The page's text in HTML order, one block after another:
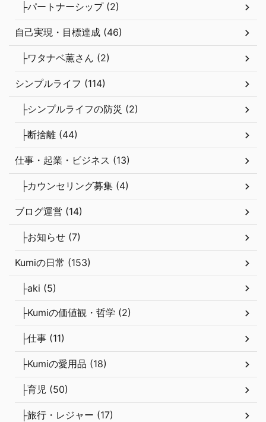
├パートナーシップ (2)
自己実現・目標達成 (46)
├ワタナベ薫さん (2)
シンプルライフ (114)
├シンプルライフの防災 (2)
├断捨離 (44)
仕事・起業・ビジネス (13)
├カウンセリング募集 (4)
ブログ運営 (14)
├お知らせ (7)
Kumiの日常 (153)
├aki (5)
├Kumiの価値観・哲学 (2)
├仕事 (11)
├Kumiの愛用品 (18)
├育児 (50)
├旅行・レジャー (17)